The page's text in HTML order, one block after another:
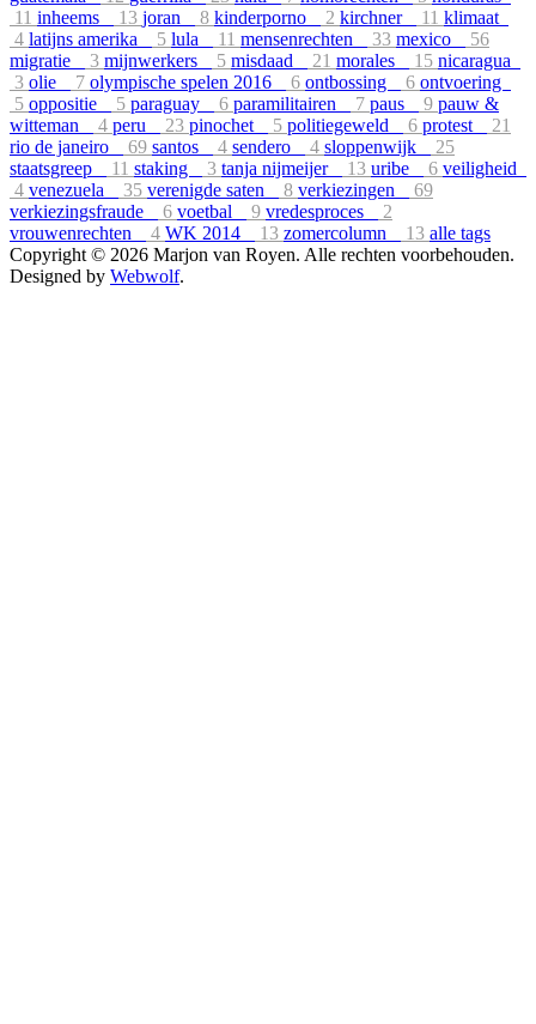
11 inheems 13 joran 8 kinderporno 2 kirchner 11 klimaat
4 latijns amerika 5 lula 11 mensenrechten 33 mexico
56
migratie
3 mijnwerkers 5 misdaad 21 morales 15 nicaragua
3 olie 7 olympische spelen 2016 6 ontbossing 6 ontvoering
5 oppositie 5 paraguay 6 paramilitairen 7 paus 9 pauw &
witteman
4 peru 23 pinochet 5 politiegeweld 6 protest
21
rio de janeiro
69 santos 4 sendero 4 sloppenwijk
25
staatsgreep
11 staking 3 tanja nijmeijer 13 uribe 6 veiligheid
4 venezuela 35 verenigde saten 8 verkiezingen
69
verkiezingsfraude
6 voetbal 9 vredesproces
2
vrouwenrechten
4 WK 2014 13 zomercolumn 13 alle tags
Copyright © 2026 Marjon van Royen. Alle rechten voorbehouden.
Designed by Webwolf.